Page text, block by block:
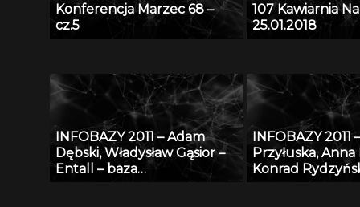
Konferencja Marzec 68 –
cz.5
107 Kawiarnia
25.01.2018
INFOBAZY 2011 – Adam
Dębski, Władysław Gąsior –
Entall – baza
INFOBAZY 2011
Przyłuska,
Konrad